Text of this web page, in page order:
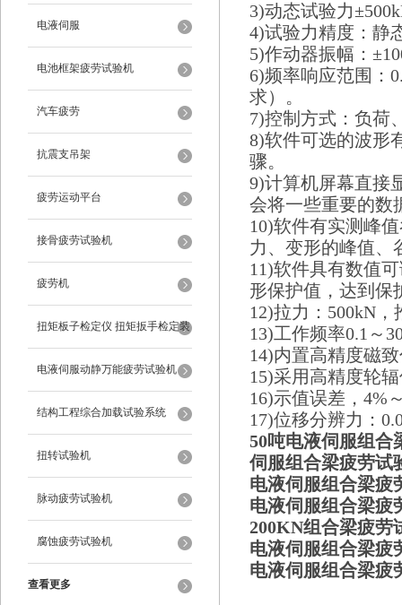
电液伺服
电池框架疲劳试验机
汽车疲劳
抗震支吊架
疲劳运动平台
接骨疲劳试验机
疲劳机
扭矩板子检定仪 扭矩扳手检定装
置
电液伺服动静万能疲劳试验机
结构工程综合加载试验系统
扭转试验机
脉动疲劳试验机
腐蚀疲劳试验机
查看更多
3)动态试验力
4)试验力精度：静
5)作动器振幅：
6)频率响应范围：
求）。
7)控制方式：负荷
8)软件可选的波形
骤。
9)计算机屏幕直接
会将一些重要的数
10)软件有实测峰
力、变形的峰值、
11)软件具有数值
形保护值，达到保
12)拉力：500kN
13)工作频率0.1～
14)内置高精度磁
15)采用高精度轮
16)示值误差，4%
17)位移分辨力：
50吨电液伺服组合
伺服组合梁疲劳试
电液伺服组合梁疲
电液伺服组合梁疲
200KN组合梁疲劳
电液伺服组合梁疲
电液伺服组合梁疲